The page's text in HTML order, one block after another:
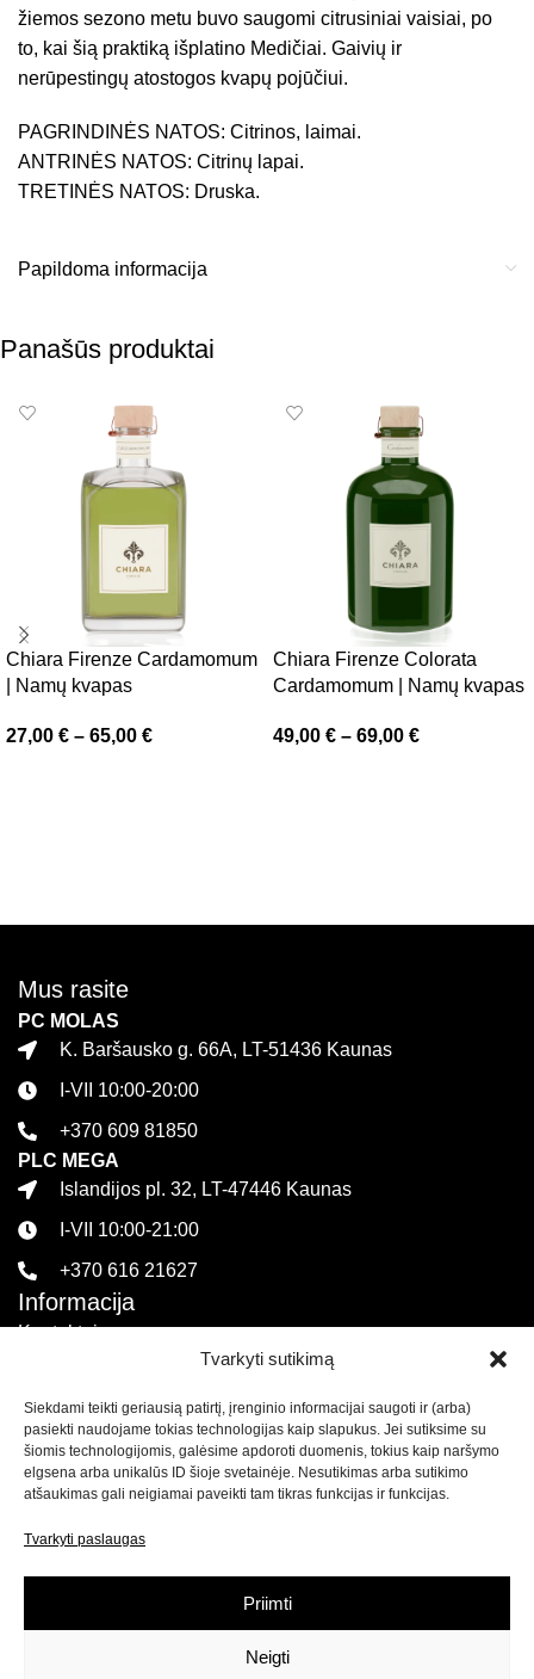
Tvarkyti sutikimą
Siekdami teikti geriausią patirtį, įrenginio informacijai saugoti ir (arba)
pasiekti naudojame tokias technologijas kaip slapukus. Jei sutiksime su
šiomis technologijomis, galėsime apdoroti duomenis, tokius kaip naršymo
elgsena arba unikalūs ID šioje svetainėje. Nesutikimas arba sutikimo
atšaukimas gali neigiamai paveikti tam tikras funkcijas ir funkcijas.
Tvarkyti paslaugas
Priimti
Neigti
žiemos sezono metu buvo saugomi citrusiniai vaisiai, po
to, kai šią praktiką išplatino Medičiai. Gaivių ir
nerūpestingų atostogos kvapų pojūčiui.
PAGRINDINĖS NATOS: Citrinos, laimai.
ANTRINĖS NATOS: Citrinų lapai.
TRETINĖS NATOS: Druska.
Papildoma informacija
Panašūs produktai
Chiara Firenze Cardamomum
| Namų kvapas
27,00 € – 65,00 €
Chiara Firenze Colorata
Cardamomum | Namų kvapas
49,00 € – 69,00 €
Mus rasite
PC MOLAS
K. Baršausko g. 66A, LT-51436 Kaunas
I-VII 10:00-20:00
+370 609 81850
PLC MEGA
Islandijos pl. 32, LT-47446 Kaunas
I-VII 10:00-21:00
+370 616 21627
Informacija
Kontaktai
Pirkimo sąlygos ir taisyklės
Privatumo politika
Sekite mus
savo pirmam apsipirkimui mūsų el. parduotuvėje!